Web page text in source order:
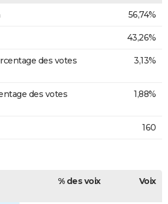
56,74%
43,26%
des votes
3,13%
des votes
1,88%
160
% des voix Voix